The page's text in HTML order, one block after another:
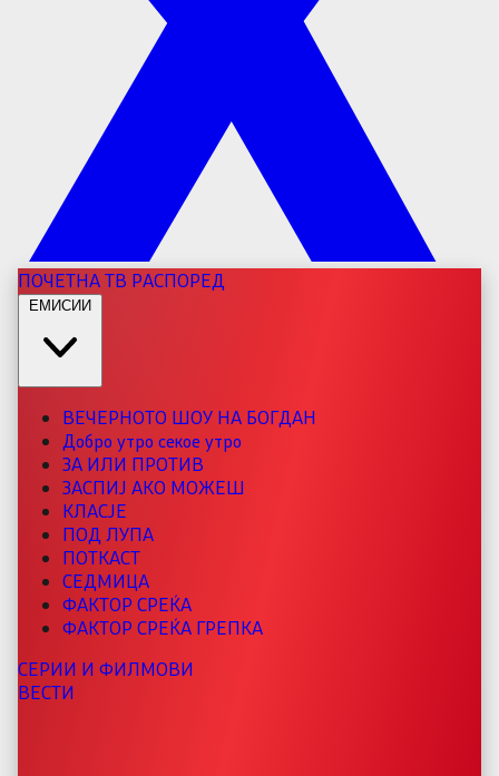
ПОЧЕТНАТВ РАСПОРЕД
ЕМИСИИ
ВЕЧЕРНОТО ШОУ НА БОГДАН
Добро утро секое утро
ЗА ИЛИ ПРОТИВ
ЗАСПИЈ АКО МОЖЕШ
КЛАСЈЕ
ПОД ЛУПА
ПОТКАСТ
СЕДМИЦА
ФАКТОР СРЕЌА
ФАКТОР СРЕЌА ГРЕПКА
СЕРИИ И ФИЛМОВИ
ВЕСТИ